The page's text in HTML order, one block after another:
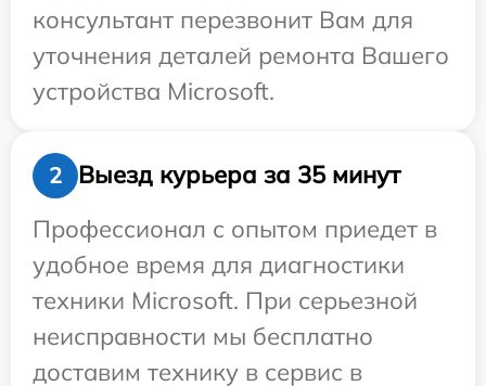
консультант перезвонит Вам для
уточнения деталей ремонта Вашего
устройства Microsoft.
2
Выезд курьера за 35 минут
Профессионал с опытом приедет в
удобное время для диагностики
техники Microsoft. При серьезной
неисправности мы бесплатно
доставим технику в сервис в